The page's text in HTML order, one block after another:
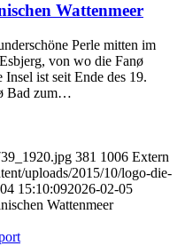
Wattenmeer
Perle mitten im
von wo die Fanø
ist seit Ende des 19.
Bad zum…
381 1006 Extern
uploads/2015/10/logo-die-
15:10:092026-02-05
Wattenmeer